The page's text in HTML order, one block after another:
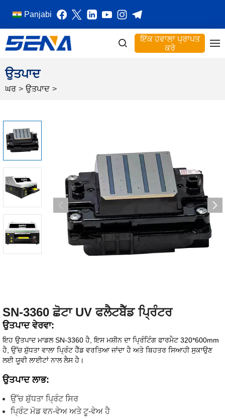
Panjabi
ਇੱਕ ਹਵਾਲਾ ਪ੍ਰਾਪਤ
ਕਰੋ
ਉਤਪਾਦ
ਘਰ > ਉਤਪਾਦ >
SN-3360 ਛੋਟਾ UV ਫਲੈਟਬੈੱਡ ਪ੍ਰਿੰਟਰ
ਉਤਪਾਦ ਵੇਰਵਾ:
ਇਹ ਉਤਪਾਦ ਮਾਡਲ SN-3360 ਹੈ, ਇਸ ਮਸ਼ੀਨ ਦਾ ਪ੍ਰਿੰਟਿੰਗ ਫਾਰਮੈਟ 320*600mm
ਹੈ, ਉੱਚ ਸ਼ੁੱਧਤਾ ਵਾਲਾ ਪ੍ਰਿੰਟ ਹੈੱਡ ਵਰਤਿਆ ਜਾਂਦਾ ਹੈ ਅਤੇ ਬਿਹਤਰ ਸਿਆਹੀ ਸੁਕਾਉਣ
ਲਈ ਯੂਵੀ ਲਾਈਟਾਂ ਨਾਲ ਲੈਸ ਹੈ।
ਉਤਪਾਦ ਲਾਭ:
ਉੱਚ ਸ਼ੁੱਧਤਾ ਪ੍ਰਿੰਟ ਸਿਰ
ਪ੍ਰਿੰਟ ਮੋਡ ਵਨ-ਵੇਅ ਅਤੇ ਟੂ-ਵੇਅ ਹੈ